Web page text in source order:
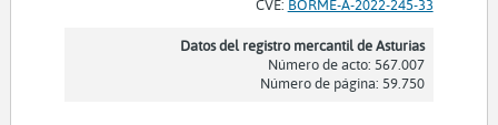
CVE: BORME-A-2022-245-33
Datos del registro mercantil de Asturias
Número de acto: 567.007
Número de página: 59.750